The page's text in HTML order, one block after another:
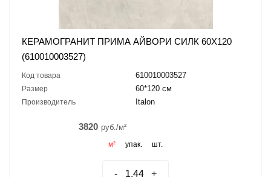
КЕРАМОГРАНИТ ПРИМА АЙВОРИ СИЛК 60X120
(610010003527)
Код товара 610010003527
Размер 60*120 см
Производитель Italon
3820 руб./м²
м² упак. шт.
- +